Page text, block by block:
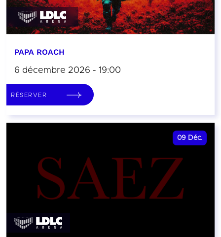
PAPA ROACH
6 décembre 2026 - 19:00
RÉSERVER
09 Déc.